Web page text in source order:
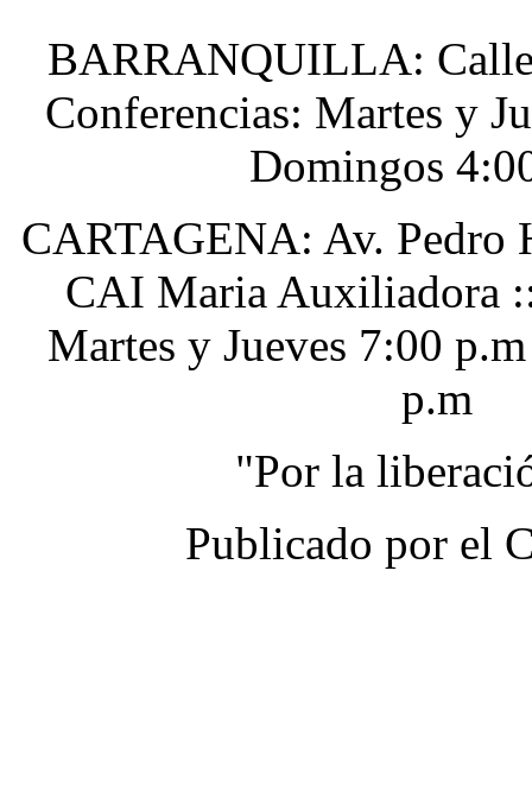
BARRANQUILLA:
Conferencias: Martes y
Domingos
CARTAGENA: Av. Pedro
CAI Maria Auxiliadora
Martes y Jueves 7:00
p.m
"Por la
Publicado por el